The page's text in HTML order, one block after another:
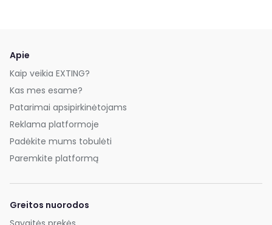
Apie
Kaip veikia EXTING?
Kas mes esame?
Patarimai apsipirkinėtojams
Reklama platformoje
Padėkite mums tobulėti
Paremkite platformą
Greitos nuorodos